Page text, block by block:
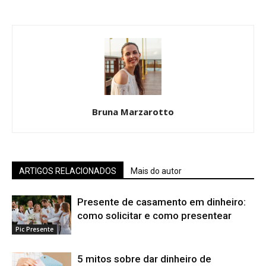
Bruna Marzarotto
ARTIGOS RELACIONADOS Mais do autor
Pic Presente
Presente de casamento em dinheiro:
como solicitar e como presentear
5 mitos sobre dar dinheiro de